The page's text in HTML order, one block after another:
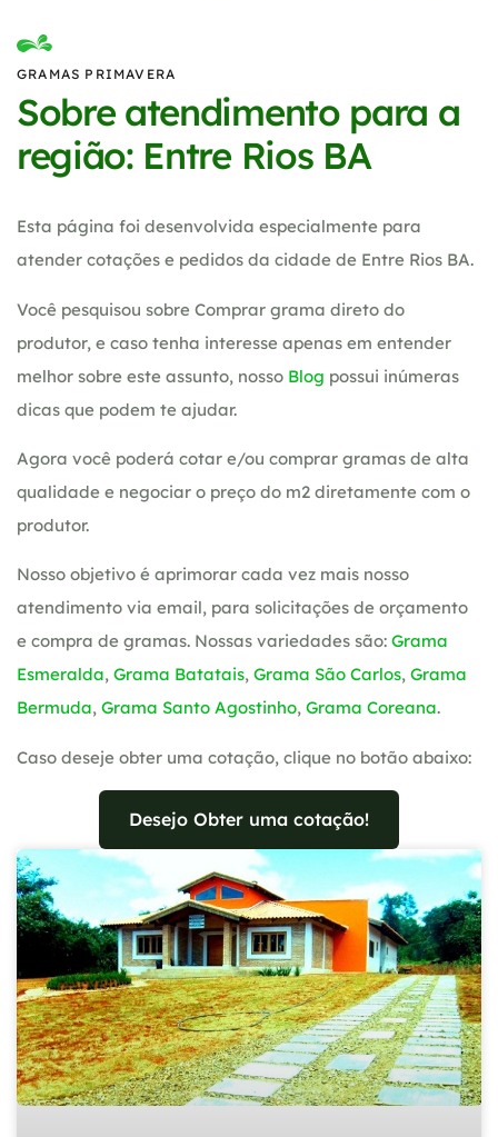
GRAMAS PRIMAVERA
Sobre atendimento para a
região: Entre Rios BA
Esta página foi desenvolvida especialmente para
atender cotações e pedidos da cidade de Entre Rios BA.
Você pesquisou sobre Comprar grama direto do
produtor, e caso tenha interesse apenas em entender
melhor sobre este assunto, nosso Blog possui inúmeras
dicas que podem te ajudar.
Agora você poderá cotar e/ou comprar gramas de alta
qualidade e negociar o preço do m2 diretamente com o
produtor.
Nosso objetivo é aprimorar cada vez mais nosso
atendimento via email, para solicitações de orçamento
e compra de gramas. Nossas variedades são: Grama
Esmeralda, Grama Batatais, Grama São Carlos, Grama
Bermuda, Grama Santo Agostinho, Grama Coreana.
Caso deseje obter uma cotação, clique no botão abaixo:
Desejo Obter uma cotação!